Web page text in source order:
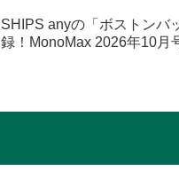
SHIPS anyの「ボストンバ
録！MonoMax 2026年10月